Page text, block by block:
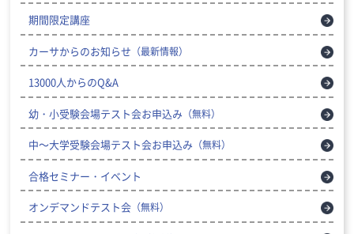
期間限定講座
カーサからのお知らせ （最新情報）
13000人からのQ&A
幼・小受験会場テスト会お申込み （無料）
中～大学受験会場テスト会お申込み （無料）
合格セミナー・イベント
オンデマンドテスト会 （無料）